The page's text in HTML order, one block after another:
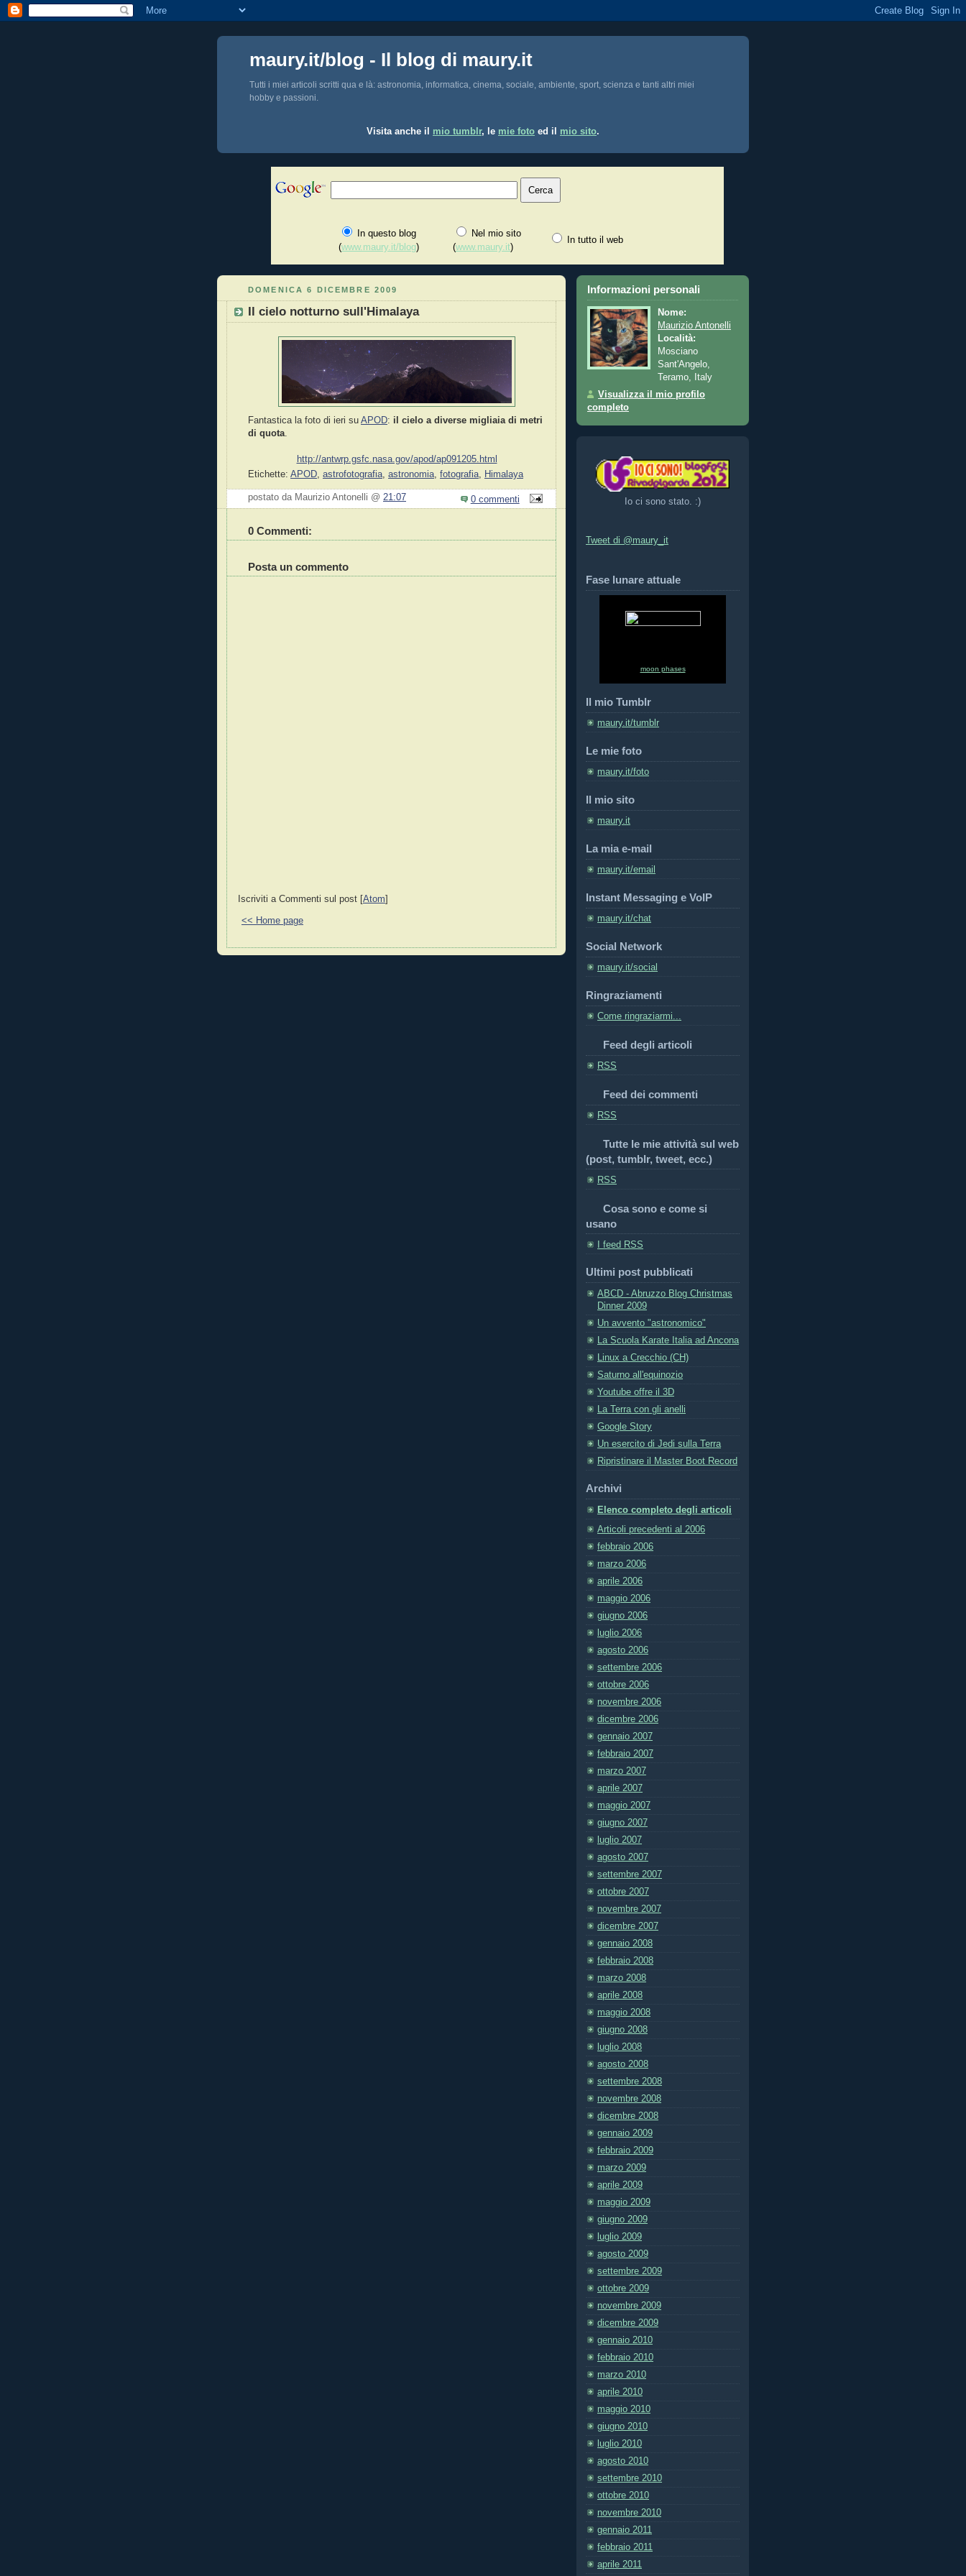
maury.it/blog - Il blog di maury.it
Tutti i miei articoli scritti qua e là: astronomia, informatica, cinema, sociale, ambiente, sport, scienza e tanti altri miei
hobby e passioni.
Visita anche il mio tumblr, le mie foto ed il mio sito.
In questo blog
(www.maury.it/blog)
Nel mio sito
(www.maury.it)
In tutto il web
DOMENICA 6 DICEMBRE 2009
Il cielo notturno sull'Himalaya
Fantastica la foto di ieri su APOD: il cielo a diverse migliaia di metri
di quota.
http://antwrp.gsfc.nasa.gov/apod/ap091205.html
Etichette: APOD, astrofotografia, astronomia, fotografia, Himalaya
postato da Maurizio Antonelli @ 21:07 0 commenti
0 Commenti:
Posta un commento
Iscriviti a Commenti sul post [Atom]
<< Home page
Informazioni personali
Nome:
Maurizio Antonelli
Località:
Mosciano
Sant'Angelo,
Teramo, Italy
Visualizza il mio profilo
completo
Io ci sono stato. :)
Tweet di @maury_it
Fase lunare attuale
moon phases
Il mio Tumblr
maury.it/tumblr
Le mie foto
maury.it/foto
Il mio sito
maury.it
La mia e-mail
maury.it/email
Instant Messaging e VoIP
maury.it/chat
Social Network
maury.it/social
Ringraziamenti
Come ringraziarmi...
Feed degli articoli
RSS
Feed dei commenti
RSS
Tutte le mie attività sul web
(post, tumblr, tweet, ecc.)
RSS
Cosa sono e come si
usano
I feed RSS
Ultimi post pubblicati
ABCD - Abruzzo Blog Christmas
Dinner 2009
Un avvento "astronomico"
La Scuola Karate Italia ad Ancona
Linux a Crecchio (CH)
Saturno all'equinozio
Youtube offre il 3D
La Terra con gli anelli
Google Story
Un esercito di Jedi sulla Terra
Ripristinare il Master Boot Record
Archivi
Elenco completo degli articoli
Articoli precedenti al 2006
febbraio 2006
marzo 2006
aprile 2006
maggio 2006
giugno 2006
luglio 2006
agosto 2006
settembre 2006
ottobre 2006
novembre 2006
dicembre 2006
gennaio 2007
febbraio 2007
marzo 2007
aprile 2007
maggio 2007
giugno 2007
luglio 2007
agosto 2007
settembre 2007
ottobre 2007
novembre 2007
dicembre 2007
gennaio 2008
febbraio 2008
marzo 2008
aprile 2008
maggio 2008
giugno 2008
luglio 2008
agosto 2008
settembre 2008
novembre 2008
dicembre 2008
gennaio 2009
febbraio 2009
marzo 2009
aprile 2009
maggio 2009
giugno 2009
luglio 2009
agosto 2009
settembre 2009
ottobre 2009
novembre 2009
dicembre 2009
gennaio 2010
febbraio 2010
marzo 2010
aprile 2010
maggio 2010
giugno 2010
luglio 2010
agosto 2010
settembre 2010
ottobre 2010
novembre 2010
gennaio 2011
febbraio 2011
aprile 2011